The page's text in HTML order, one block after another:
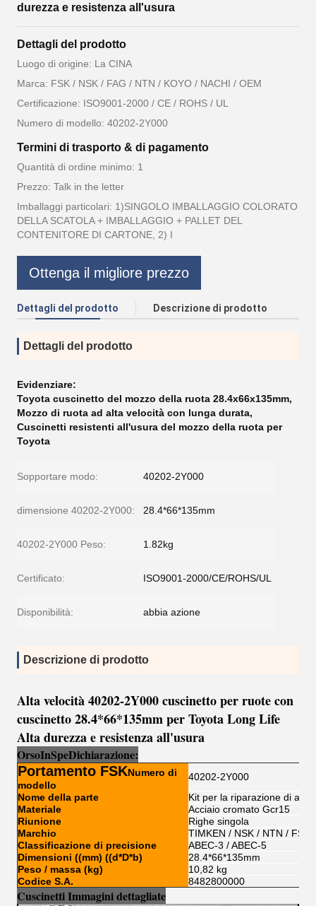
durezza e resistenza all'usura
Dettagli del prodotto
Luogo di origine: La CINA
Marca: FSK / NSK / FAG / NTN / KOYO / NACHI / OEM
Certificazione: ISO9001-2000 / CE / ROHS / UL
Numero di modello: 40202-2Y000
Termini di trasporto & di pagamento
Quantità di ordine minimo: 1
Prezzo: Talk in the letter
Imballaggi particolari: 1)SINGOLO IMBALLAGGIO COLORATO
DELLA SCATOLA + IMBALLAGGIO + PALLET DEL
CONTENITORE DI CARTONE, 2) I
Ottenga il migliore prezzo
Dettagli del prodotto Descrizione di prodotto
Dettagli del prodotto
Evidenziare:
Toyota cuscinetto del mozzo della ruota 28.4x66x135mm,
Mozzo di ruota ad alta velocità con lunga durata,
Cuscinetti resistenti all'usura del mozzo della ruota per
Toyota
Sopportare modo: 40202-2Y000
dimensione 40202-2Y000: 28.4*66*135mm
40202-2Y000 Peso: 1.82kg
Certificato: ISO9001-2000/CE/ROHS/UL
Disponibilità: abbia azione
Descrizione di prodotto
Alta velocità 40202-2Y000 cuscinetto per ruote con
cuscinetto 28.4*66*135mm per Toyota Long Life
Alta durezza e resistenza all'usura
OrsoInSpeDichiarazione:
Portamento FSKNumero di
modello
40202-2Y000
Nome della parte
Kit per la riparazione di
Materiale
Acciaio cromato Gcr15
Riunione
Righe singola
Marchio
TIMKEN / NSK / NTN /
Classificazione di precisione
ABEC-3 / ABEC-5
Dimensioni ((mm) ((d*D*b)
28.4*66*135mm
Peso / massa (kg)
10,82 kg
Codice S.A.
8482800000
Cuscinetti Immagini dettagliate